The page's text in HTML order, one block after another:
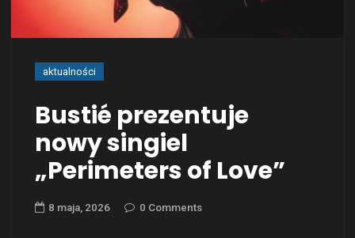
aktualności
Bustié prezentuje
nowy singiel
„Perimeters of Love”
8 maja, 2026 0 Comments